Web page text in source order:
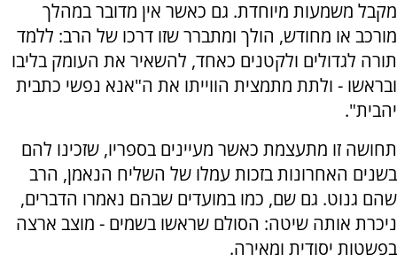
מקבל משמעות מיוחדת. גם כאשר אין מדובר במהלך
מורכב או מחודש, הולך ומתברר שזו דרכו של הרב: ללמד
תורה לגדולים ולקטנים כאחד, להשאיר את העומק בליבו
ובראשו - ולתת מתמצית הווייתו את ה"אנא נפשי כתבית
יהבית".
תחושה זו מתעצמת כאשר מעיינים בספריו, שזכינו להם
בשנים האחרונות בזכות עמלו של השליח הנאמן, הרב
שהם גנוט. גם שם, כמו במועדים שבהם נאמרו הדברים,
ניכרת אותה שיטה: הסולם שראשו בשמים - מוצב ארצה
בפשטות יסודית ומאירה.